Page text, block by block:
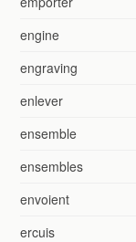
engine
engraving
enlever
ensemble
ensembles
envoient
ercuis